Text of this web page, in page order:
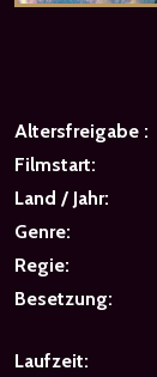
Altersfreigabe :
Filmstart:
Land / Jahr:
Genre:
Regie:
Besetzung:
Laufzeit: